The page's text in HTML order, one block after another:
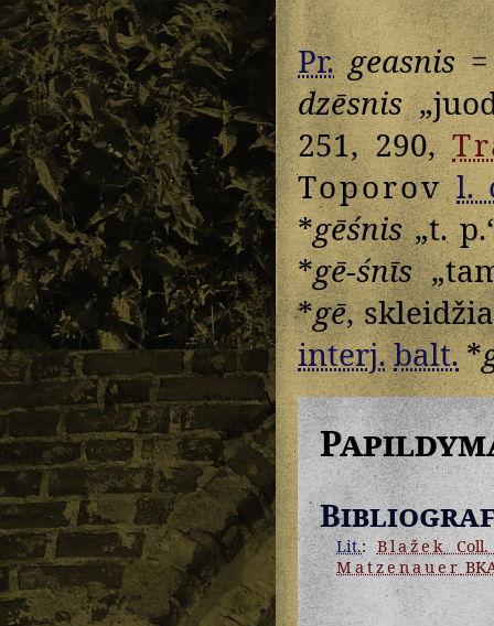
Pr. geasnis=
dzēsnis
251, 290,
Toporov l.
*gēśnis„t.
*gē-śnīs
*gē,
interj.balt.*
Lit.: BlažekColl.
Matzenauer